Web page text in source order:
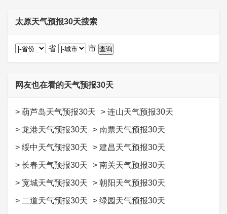
太原天气预报30天搜索
省 市
网友也在看的天气预报30天
> 葫芦岛天气预报30天 > 连山天气预报30天
> 龙港天气预报30天 > 南票天气预报30天
> 绥中天气预报30天 > 建昌天气预报30天
> 长春天气预报30天 > 南关天气预报30天
> 宽城天气预报30天 > 朝阳天气预报30天
> 二道天气预报30天 > 绿园天气预报30天